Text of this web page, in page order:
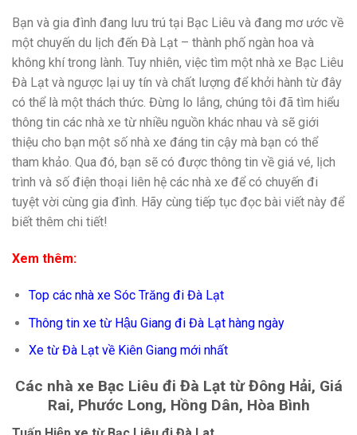
Bạn và gia đình đang lưu trú tại Bạc Liêu và đang mơ ước về
một chuyến du lịch đến Đà Lạt – thành phố ngàn hoa và
không khí trong lành. Tuy nhiên, việc tìm một nhà xe Bạc Liêu
Đà Lạt và ngược lại uy tín và chất lượng để khởi hành từ đây
có thể là một thách thức. Đừng lo lắng, chúng tôi đã tìm hiểu
thông tin các nhà xe từ nhiều nguồn khác nhau và sẽ giới
thiệu cho bạn một số nhà xe đáng tin cậy mà bạn có thể
tham khảo. Qua đó, bạn sẽ có được thông tin về giá vé, lịch
trình và số điện thoại liên hệ các nhà xe để có chuyến đi
tuyệt vời cùng gia đình. Hãy cùng tiếp tục đọc bài viết này để
biết thêm chi tiết!
Xem thêm:
Top các nhà xe Sóc Trăng đi Đà Lạt
Thông tin xe từ Hậu Giang đi Đà Lạt hàng ngày
Xe từ Đà Lạt về Kiên Giang mới nhất
Các nhà xe Bạc Liêu đi Đà Lạt từ Đông Hải, Giá
Rai, Phước Long, Hồng Dân, Hòa Bình